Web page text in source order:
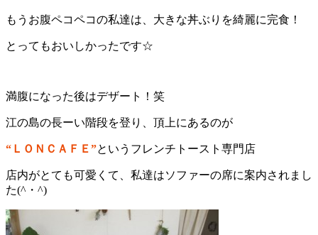
もうお腹ペコペコの私達は、大きな丼ぶりを綺麗に完食！
とってもおいしかったです☆
満腹になった後はデザート！笑
江の島の長ーい階段を登り、頂上にあるのが
“ＬＯＮＣＡＦＥ”というフレンチトースト専門店
店内がとても可愛くて、私達はソファーの席に案内されまし
た(^・^)